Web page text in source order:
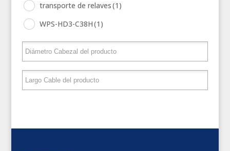
transporte de relaves(1)
WPS-HD3-C38H(1)